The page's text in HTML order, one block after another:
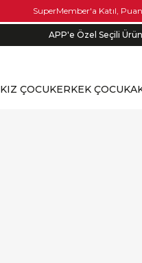
SuperMember'a Katıl,
APP'e Özel Seçili
KIZ ÇOCUKERKEK ÇOCUK